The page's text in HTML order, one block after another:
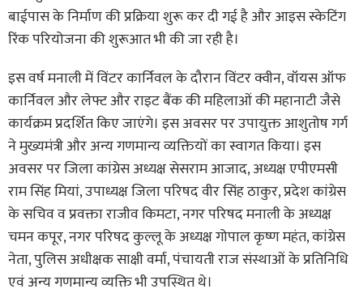
बाईपास के निर्माण की प्रक्रिया शुरू कर दी गई है और आइस स्केटिंग
रिंक परियोजना की शुरूआत भी की जा रही है।
इस वर्ष मनाली में विंटर कार्निवल के दौरान विंटर क्वीन, वॉयस ऑफ
कार्निवल और लेफ्ट और राइट बैंक की महिलाओं की महानाटी जैसे
कार्यक्रम प्रदर्शित किए जाएंगे। इस अवसर पर उपायुक्त आशुतोष गर्ग
ने मुख्यमंत्री और अन्य गणमान्य व्यक्तियों का स्वागत किया। इस
अवसर पर जिला कांग्रेस अध्यक्ष सेसराम आजाद, अध्यक्ष एपीएमसी
राम सिंह मियां, उपाध्यक्ष जिला परिषद वीर सिंह ठाकुर, प्रदेश कांग्रेस
के सचिव व प्रवक्ता राजीव किमटा, नगर परिषद मनाली के अध्यक्ष
चमन कपूर, नगर परिषद कुल्लू के अध्यक्ष गोपाल कृष्ण महंत, कांग्रेस
नेता, पुलिस अधीक्षक साक्षी वर्मा, पंचायती राज संस्थाओं के प्रतिनिधि
एवं अन्य गणमान्य व्यक्ति भी उपस्थित थे।